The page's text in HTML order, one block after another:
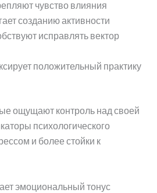
чувство влияния
созданию активности
исправлять вектор
положительный практику
ощущают контроль над своей
психологического
и более стойки к
эмоциональный тонус